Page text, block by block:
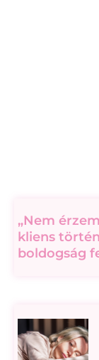
„Nem
kliens
boldogság